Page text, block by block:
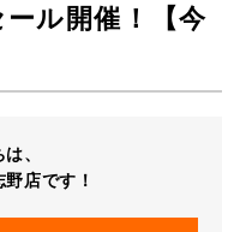
ール開催！【今
、
店です！